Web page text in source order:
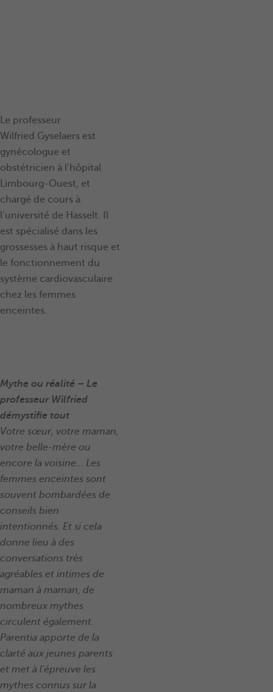
Le professeur
Wilfried Gyselaers est
gynécologue et
obstétricien à l’hôpital
Limbourg-Ouest, et
chargé de cours à
l’université de Hasselt. Il
est spécialisé dans les
grossesses à haut risque et
le fonctionnement du
système cardiovasculaire
chez les femmes
enceintes.
Mythe ou réalité – Le
professeur Wilfried
démystifie tout
Votre sœur, votre maman,
votre belle-mère ou
encore la voisine… Les
femmes enceintes sont
souvent bombardées de
conseils bien
intentionnés. Et si cela
donne lieu à des
conversations très
agréables et intimes de
maman à maman, de
nombreux mythes
circulent également.
Parentia apporte de la
clarté aux jeunes parents
et met à l'épreuve les
mythes connus sur la